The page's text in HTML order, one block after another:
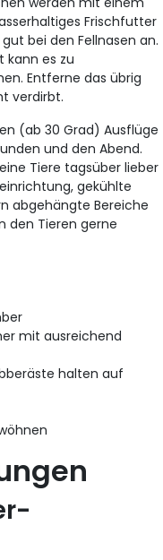
Frischfutter
bei den Fellnasen an.
kann es zu
Entferne das übrig
verdirbt.
(ab 30 Grad) Ausflüge
und den Abend.
Tiere tagsüber lieber
gekühlte
abgehängte Bereiche
den Tieren gerne
mit ausreichend
halten auf